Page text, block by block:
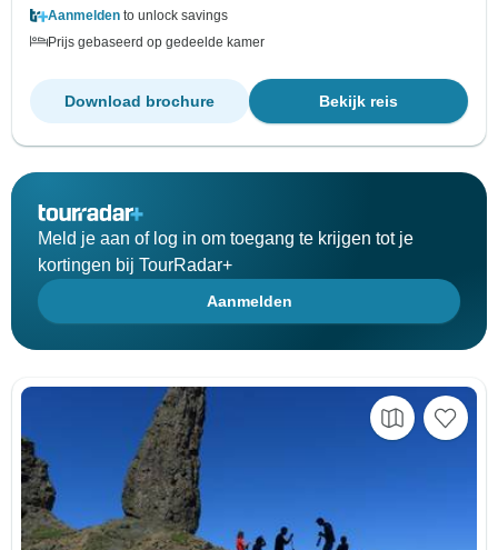
Aanmelden to unlock savings
Prijs gebaseerd op gedeelde kamer
Bekijk reis
Download brochure
Meld je aan of log in om toegang te krijgen tot je
kortingen bij TourRadar+
Aanmelden